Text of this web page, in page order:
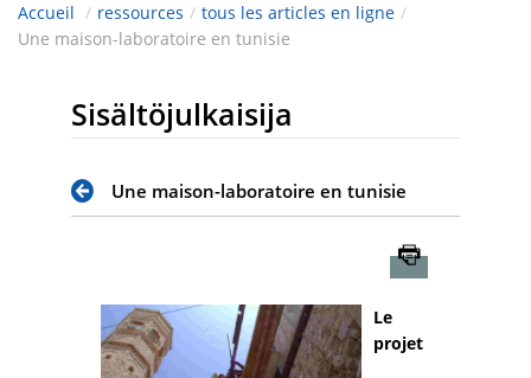
Accueil / ressources / tous les articles en ligne /
Une maison-laboratoire en tunisie
Sisältöjulkaisija
Une maison-laboratoire en tunisie
Le
projet